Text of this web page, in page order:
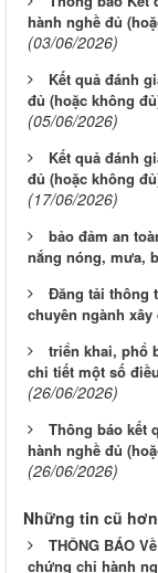
hành nghề đủ
(03/06/2026)
Kết quả đánh
đủ (hoặc không
(05/06/2026)
Kết quả đánh
đủ (hoặc không
(17/06/2026)
bảo đảm an
nắng nóng, mưa,
Đăng tải thông
chuyên ngành
triển khai, phổ
chi tiết một số
(26/06/2026)
Thông báo kết
hành nghề đủ
(26/06/2026)
Những tin cũ hơn
THÔNG BÁO
chứng chỉ hành